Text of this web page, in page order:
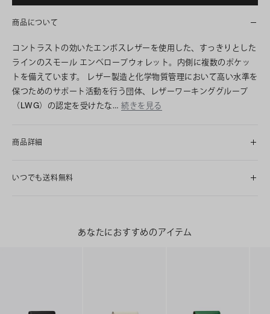
商品について
コントラストの効いたエンボスレザーを使用した、すっきりとした
ラインのスモール エンベロープウォレット。内側に複数のポケッ
トを備えています。 レザー製造と化学物質管理において高い水準を
保つためのサポート活動を行う団体、レザーワーキンググループ
（LWG）の認定を受けたな… 続きを見る
商品詳細
いつでも送料無料
あなたにおすすめのアイテム